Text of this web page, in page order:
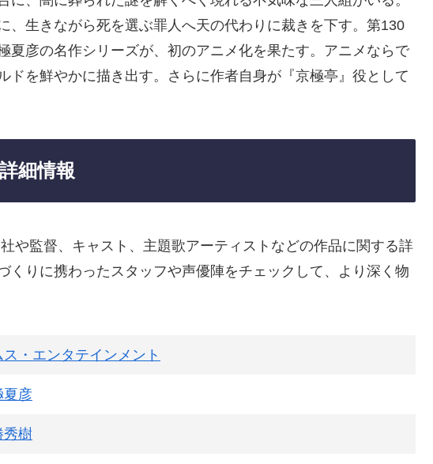
、生きながら死を選ぶ罪人へ天の代わりに裁きを下す。第130
夏彦の名作シリーズが、初のアニメ化を果たす。アニメならで
ドを鮮やかに描き出す。さらに作者自身が『京極亭』役として
細情報
や監督、キャスト、主題歌アーティストなどの作品に関する詳
くりに携わったスタッフや声優陣をチェックして、より深く物
ス・エンタテインメント
夏彦
秀樹